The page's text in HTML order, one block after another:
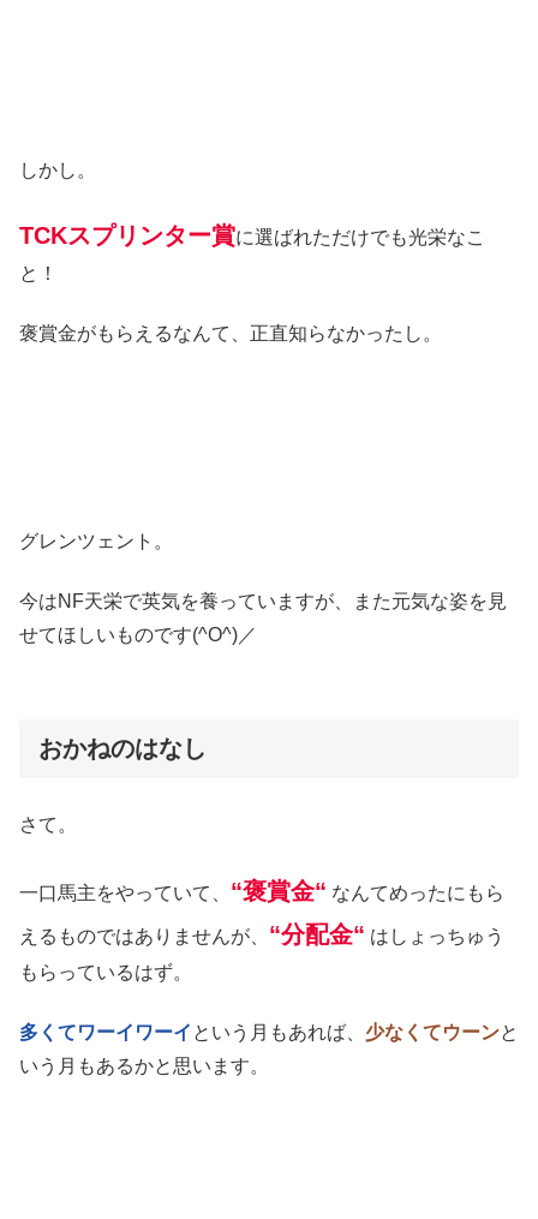
しかし。
TCKスプリンター賞に選ばれただけでも光栄なこ
と！
褒賞金がもらえるなんて、正直知らなかったし。
グレンツェント。
今はNF天栄で英気を養っていますが、また元気な姿を見
せてほしいものです(^O^)／
おかねのはなし
さて。
一口馬主をやっていて、 “褒賞金“ なんてめったにもら
えるものではありませんが、 “分配金“ はしょっちゅう
もらっているはず。
多くてワーイワーイ という月もあれば、 少なくてウーンと
いう月もあるかと思います。